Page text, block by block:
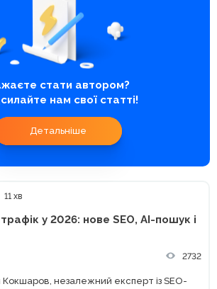
стати автором?
нам свої статті!
Детальніше
11 хв
у 2026: нове SEO, AI-пошук і
2732
Кокшаров, незалежний експерт із SEO-